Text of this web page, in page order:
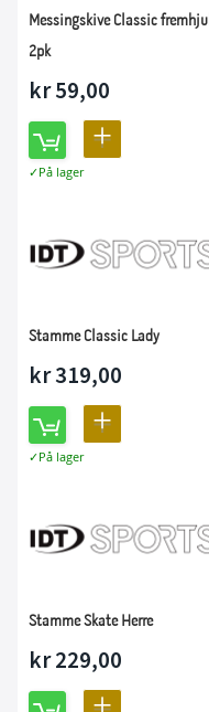
Messingskive Classic fremhjul
2pk
kr 59,00
LEGG
På lager
Stamme Classic Lady
kr 319,00
LEGG
På lager
Stamme Skate Herre
kr 229,00